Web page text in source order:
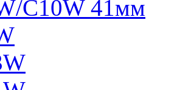
C10W 41мм